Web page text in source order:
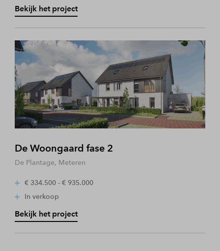
Bekijk het project
De Woongaard fase 2
De Plantage, Meteren
€ 334.500 - € 935.000
In verkoop
Bekijk het project